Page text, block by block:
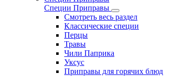
Специи Приправы
Смотреть весь раздел
Классические специи
Перцы
Травы
Чили Паприка
Уксус
Приправы для горячих блюд